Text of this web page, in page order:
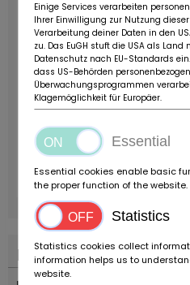
Plaats
Einige Services verarbeiten
Ihrer Einwilligung zur Nutzung
Verarbeitung deiner Daten in den
zu. Das EuGH stuft die USA als
Datenschutz nach EU-Standards
dass US-Behörden
Überwachungsprogrammen
Klagemöglichkeit für Europäer.
Essential
Essential cookies enable basic
the proper function of the website.
Statistics
Statistics cookies collect
information helps us to
website.